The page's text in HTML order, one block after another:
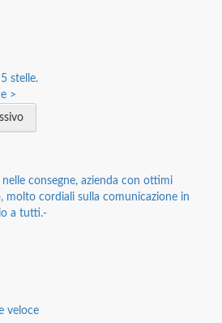
stelle.
>
consegne, azienda con ottimi
molto cordiali sulla comunicazione in
a tutti.-
veloce